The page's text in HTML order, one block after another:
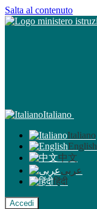
Salta al contenuto
Italiano
Italiano
English
中文
عربى
हिंदी
Accedi